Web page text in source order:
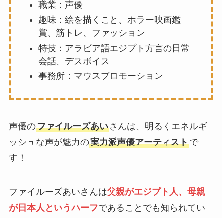
職業：声優
趣味：絵を描くこと、ホラー映画鑑
賞、筋トレ、ファッション
特技：アラビア語エジプト方言の日常
会話、デスボイス
事務所：マウスプロモーション
声優のファイルーズあいさんは、明るくエネルギ
ッシュな声が魅力の実力派声優アーティストで
す！
ファイルーズあいさんは父親がエジプト人、母親
が日本人というハーフであることでも知られてい